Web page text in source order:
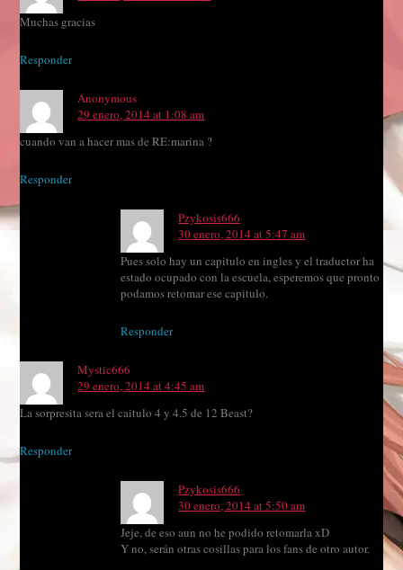
Muchas gracias
Responder
Anonymous
29 enero, 2014 at 1:08 am
cuando van a hacer mas de RE:marina ?
Responder
Pzykosis666
30 enero, 2014 at 5:47 am
Pues solo hay un capitulo en ingles y el traductor ha
estado ocupado con la escuela, esperemos que pronto
podamos retomar ese capitulo.
Responder
Mystic666
29 enero, 2014 at 4:45 am
La sorpresita sera el caitulo 4 y 4.5 de 12 Beast?
Responder
Pzykosis666
30 enero, 2014 at 5:50 am
Jeje, de eso aun no he podido retomarla xD
Y no, serán otras cosillas para los fans de otro autor.